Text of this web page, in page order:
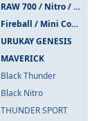
RAW 700 / Nitro / PIUMA
Fireball / Mini Comet
URUKAY GENESIS
MAVERICK
Black Thunder
Black Nitro
THUNDER SPORT